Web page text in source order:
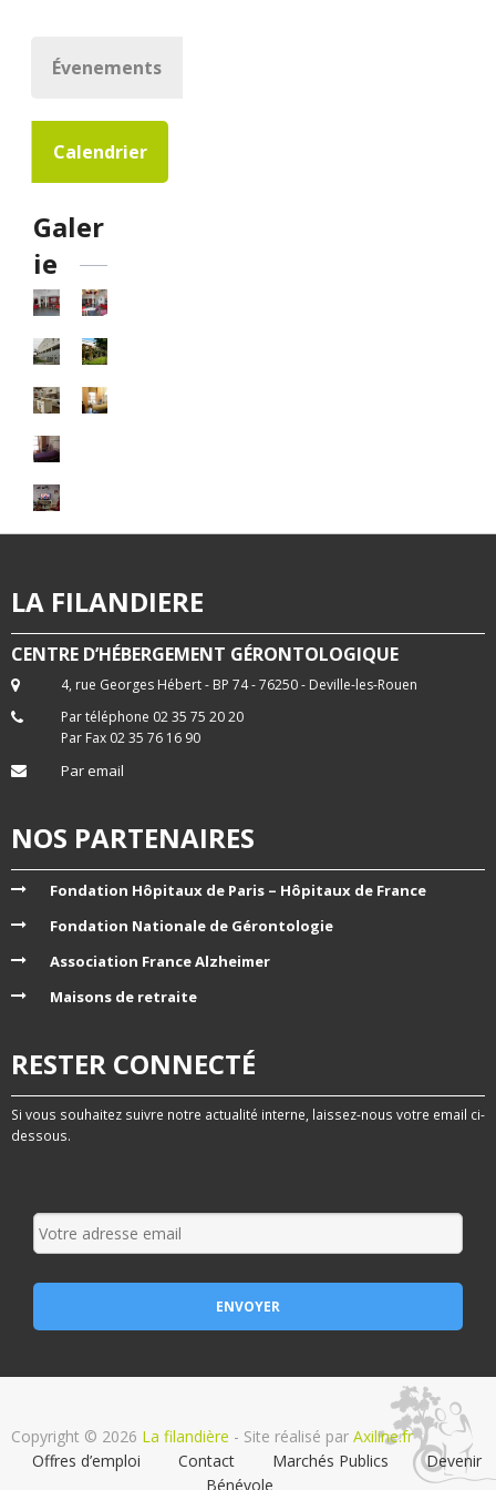
Évenements
Calendrier
Galer
ie
LA FILANDIERE
CENTRE D’HÉBERGEMENT GÉRONTOLOGIQUE
4, rue Georges Hébert - BP 74 - 76250 - Deville-les-Rouen
Par téléphone 02 35 75 20 20
Par Fax 02 35 76 16 90
Par email
NOS PARTENAIRES
Fondation Hôpitaux de Paris – Hôpitaux de France
Fondation Nationale de Gérontologie
Association France Alzheimer
Maisons de retraite
RESTER CONNECTÉ
Si vous souhaitez suivre notre actualité interne, laissez-nous votre email ci-
dessous.
Copyright © 2026 La filandière - Site réalisé par Axiline.fr
Offres d’emploi
Contact Marchés Publics
Devenir
Bénévole